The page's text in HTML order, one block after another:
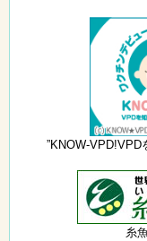
”KNOW-VPD!VPD
糸